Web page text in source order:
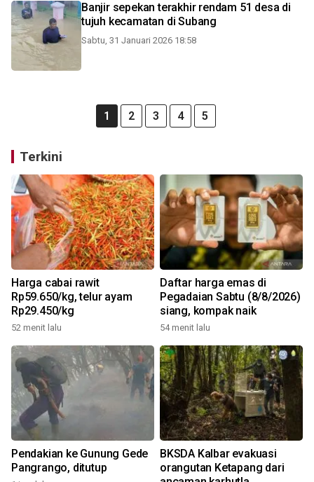
Banjir sepekan terakhir rendam 51 desa di
tujuh kecamatan di Subang
Sabtu, 31 Januari 2026 18:58
1 2 3 4 5
Terkini
Harga cabai rawit
Rp59.650/kg, telur ayam
Rp29.450/kg
52 menit lalu
Daftar harga emas di
Pegadaian Sabtu (8/8/2026)
siang, kompak naik
54 menit lalu
Pendakian ke Gunung Gede
Pangrango, ditutup
BKSDA Kalbar evakuasi
orangutan Ketapang dari